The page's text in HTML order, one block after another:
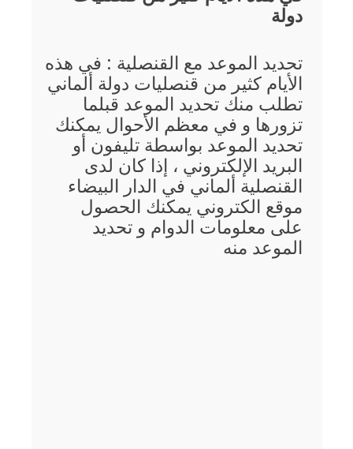
دولة
تحديد الموعد مع القنصلية : في هذه
الأيام كثير من قنصليات دولة ألماني
تطلب منك تحديد الموعد قبلما
تزورها و في معظم الأحوال يمكنك
تحديد الموعد بواسطة تليفون أو
البريد الإلكتروني ، إذا كان لدى
القنصلية ألماني في الدار البيضاء
موقع الكتروني يمكنك الحصول
على معلومات الدوام و تحديد
الموعد منه